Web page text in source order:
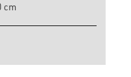
cm